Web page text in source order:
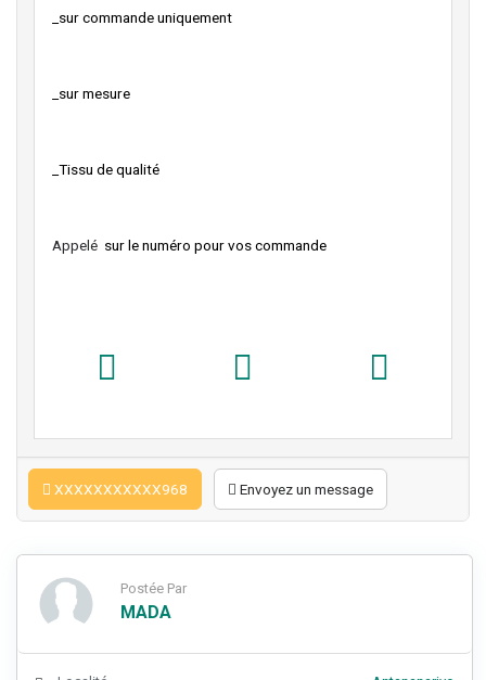
_sur commande uniquement
_sur mesure
_Tissu de qualité
Appelé sur le numéro pour vos commande
XXXXXXXXXXX968 Envoyez un message
Postée Par
MADA